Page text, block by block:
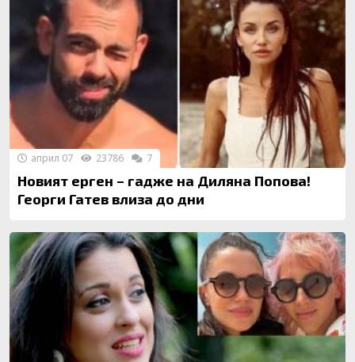
Новият ерген – гадже на Диляна Попова!
Георги Гатев влиза до дни
април 07 23786 7